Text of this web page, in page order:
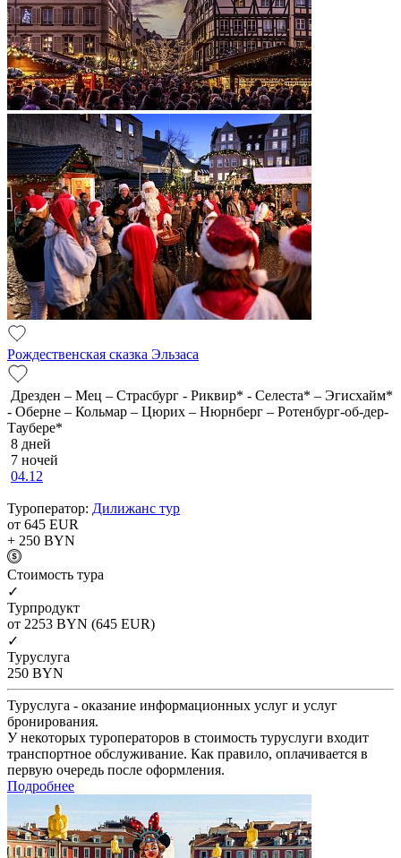
Рождественская сказка Эльзаса
Дрезден – Мец – Страсбург - Риквир* - Селеста* – Эгисхайм*
- Оберне – Кольмар – Цюрих – Нюрнберг – Ротенбург-об-дер-
Таубере*
8 дней
7 ночей
04.12
Туроператор: Дилижанс тур
от 645 EUR
+ 250 BYN
Cтоимость тура
✓
Турпродукт
от 2253 BYN (645 EUR)
✓
Туруслуга
250 BYN
Туруслуга - оказание информационных услуг и услуг
бронирования.
У некоторых туроператоров в стоимость туруслуги входит
транспортное обслуживание. Как правило, оплачивается в
первую очередь после оформления.
Подробнее